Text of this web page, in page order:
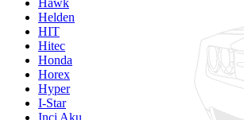
Hawk
Helden
HIT
Hitec
Honda
Horex
Hyper
I-Star